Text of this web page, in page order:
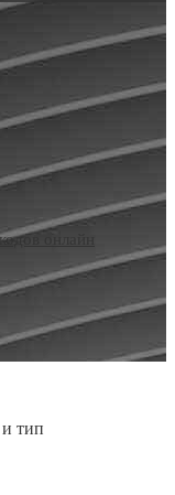
онлайн
тип